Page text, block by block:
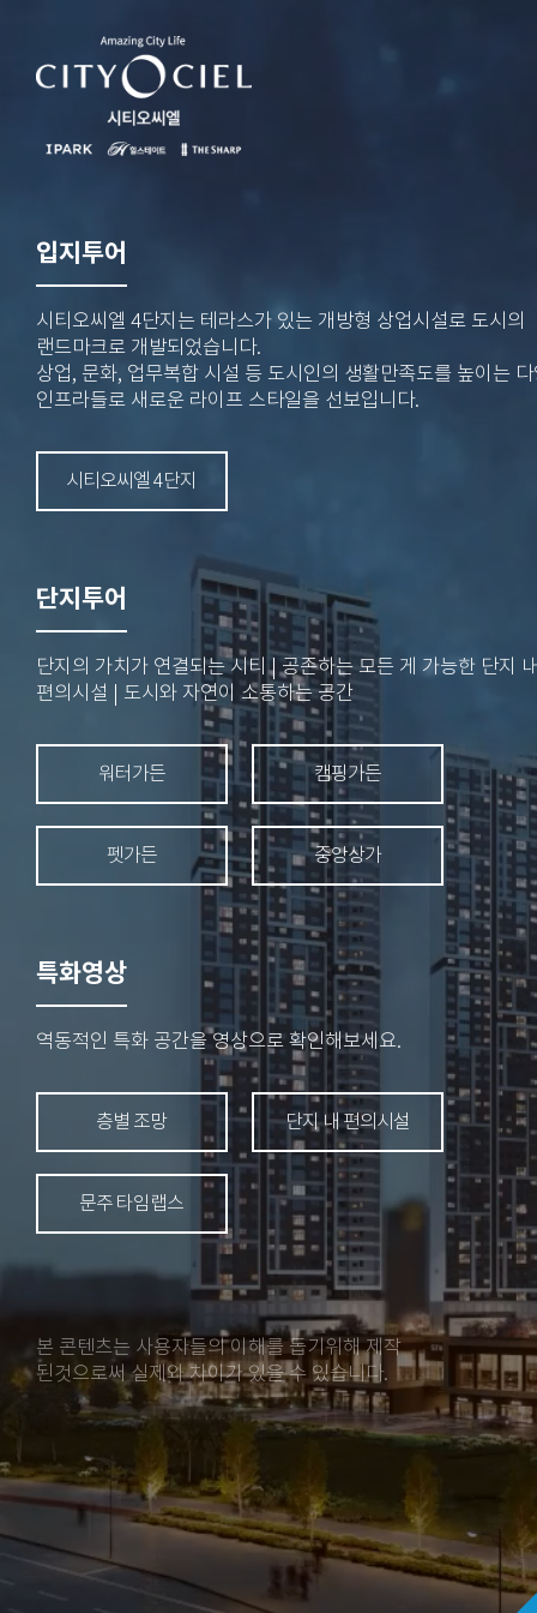
입지투어
시티오씨엘 4단지는 테라스가 있는 개방형 상업시설로 도시의
랜드마크로 개발되었습니다.
상업, 문화, 업무복합 시설 등 도시인의 생활만족도를 높이는
인프라들로 새로운 라이프 스타일을 선보입니다.
시티오씨엘 4단지
단지투어
단지의 가치가 연결되는 시티 | 공존하는 모든 게 가능한 단지
편의시설 | 도시와 자연이 소통하는 공간
워터가든 캠핑가든
펫가든 중앙상가
특화영상
역동적인 특화 공간을 영상으로 확인해보세요.
층별 조망 단지 내 편의시설
문주 타임랩스
본 콘텐츠는 사용자들의 이해를 돕기위해 제작
된것으로써 실제와 차이가 있을 수 있습니다.